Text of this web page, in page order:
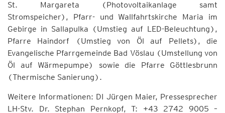
St. Margareta (Photovoltaikanlage samt
Stromspeicher), Pfarr- und Wallfahrtskirche Maria im
Gebirge in Sallapulka (Umstieg auf LED-Beleuchtung),
Pfarre Haindorf (Umstieg von Öl auf Pellets), die
Evangelische Pfarrgemeinde Bad Vöslau (Umstellung von
Öl auf Wärmepumpe) sowie die Pfarre Göttlesbrunn
(Thermische Sanierung).
Weitere Informationen: DI Jürgen Maier, Pressesprecher
LH-Stv. Dr. Stephan Pernkopf, T: +43 2742 9005 –